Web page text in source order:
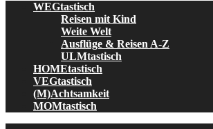
WEGtastisch
Reisen mit Kind
Weite Welt
Ausflüge & Reisen A-Z
ULMtastisch
HOMEtastisch
VEGtastisch
(M)Achtsamkeit
MOMtastisch